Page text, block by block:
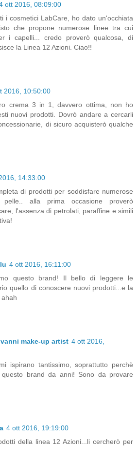
ott 2016, 08:09:00
i cosmetici LabCare, ho dato un'occhiata
che propone numerose linee tra cui
i capelli... credo proverò qualcosa, di
la Linea 12 Azioni. Ciao!!
2016, 10:50:00
crema 3 in 1, davvero ottima, non ho
nuovi prodotti. Dovrò andare a cercarli
di sicuro acquisterò qualche
14:33:00
di prodotti per soddisfare numerose
pelle.. alla prima occasione proverò
l'assenza di petrolati, paraffine e simili
4 ott 2016, 16:11:00
questo brand! Il bello di leggere le
quello di conoscere nuovi prodotti...e la
make-up artist 4 ott 2016,
ispirano tantissimo, soprattutto perchè
brand da anni! Sono da provare
4 ott 2016, 19:19:00
della linea 12 Azioni...li cercherò per